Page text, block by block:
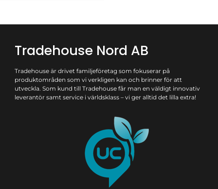
Tradehouse Nord AB
Tradehouse är drivet familjeföretag som fokuserar på
produktområden som vi verkligen kan och brinner för att
utveckla. Som kund till Tradehouse får man en väldigt innovativ
leverantör samt service i världsklass – vi ger alltid det lilla extra!